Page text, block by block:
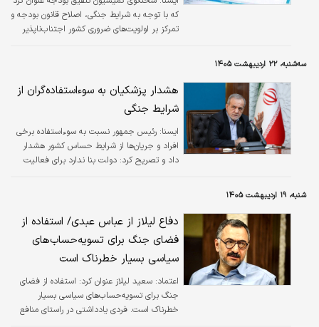
که با توجه به شرایط جنگی، اصلاح قانون بودجه و
تمرکز بر اولویت‌های ضروری کشور اجتناب‌ناپذیر
سه‌شنبه، ۲۲ اردیبهشت ۱۴۰۵
هشدار پزشکیان به سوء‌استفاده‌گران از
شرایط جنگی
ايسنا: رئیس جمهور نسبت به سوءاستفاده برخی
افراد و جریان‌ها از شرایط حساس کشور هشدار
داد و تصریح کرد: دولت بنا ندارد برای فعالیت
اخلال اقتصادی ایجاد کنند و با اقدامات
غیرقانونی به‌دنبال کسب منافع نامشروع باشند.
شنبه، ۱۹ اردیبهشت ۱۴۰۵
دفاع لیلاز از عباس عبدی/ استفاده از
فضای جنگ برای تسویه‌حساب‌های
سیاسی بسیار خطرناک است
اعتماد: سعید لیلاز عنوان کرد: استفاده از فضای
جنگ برای تسویه‌حساب‌های سیاسی بسیار
خطرناک است. فردی یادداشتی در راستای منافع